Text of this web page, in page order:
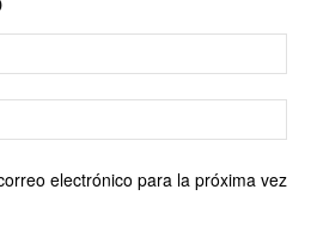
electrónico para la próxima vez